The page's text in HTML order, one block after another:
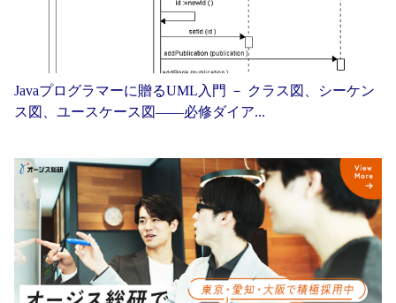
Javaプログラマーに贈るUML入門 － クラス図、シーケン
ス図、ユースケース図——必修ダイア...